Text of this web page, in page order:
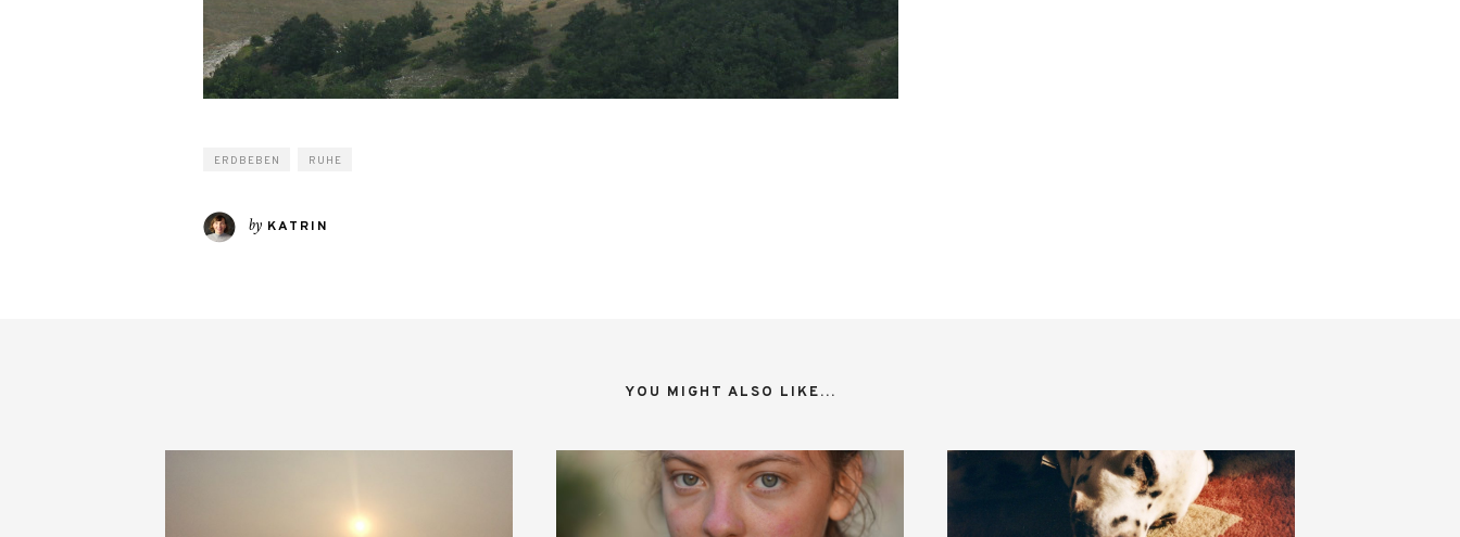
ERDBEBEN RUHE
by KATRIN
YOU MIGHT ALSO LIKE...